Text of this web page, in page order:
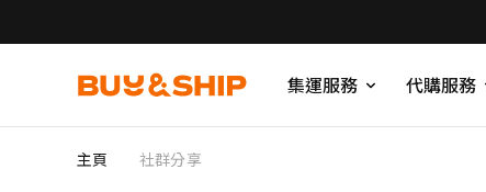
集運服務 代購服務
主頁 社群分享